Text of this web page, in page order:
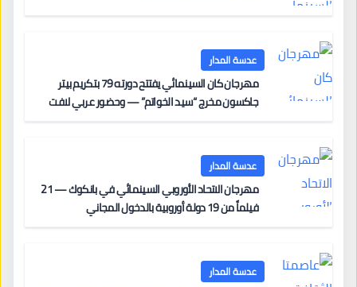
عدسة المدار
مهرجان كان السينمائي يفتتح دورته 79 بتكريم بيتر
جاكسون مخرج “سيد الخواتم” — وحضور عربي لافت
عدسة المدار
مهرجان الاتحاد الأوروبي السينمائي في بانكوك — 21
فيلماً من 19 دولة أوروبية بالدخول المجاني
عدسة المدار